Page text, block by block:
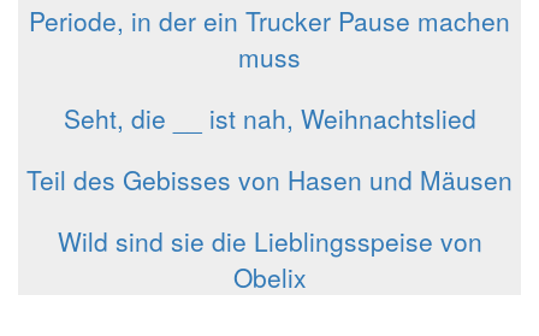
Periode, in der ein Trucker Pause machen
muss
Seht, die __ ist nah, Weihnachtslied
Teil des Gebisses von Hasen und Mäusen
Wild sind sie die Lieblingsspeise von
Obelix